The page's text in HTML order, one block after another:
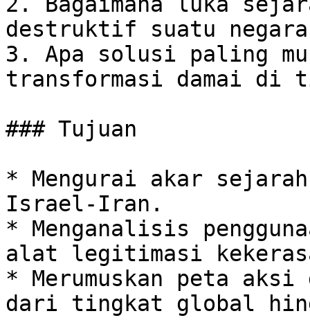
destruktif suatu
3. Apa solusi paling
transformasi damai di
### Tujuan
* Mengurai akar
Israel-Iran.
* Menganalisis
alat legitimasi
* Merumuskan peta
dari tingkat global